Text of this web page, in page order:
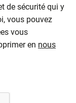
de sécurité qui y
vous pouvez
vous
en nous